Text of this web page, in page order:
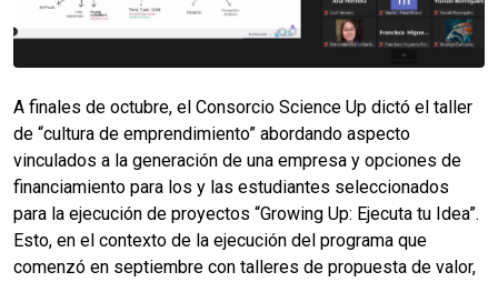
A finales de octubre, el Consorcio Science Up dictó el taller
de “cultura de emprendimiento” abordando aspecto
vinculados a la generación de una empresa y opciones de
financiamiento para los y las estudiantes seleccionados
para la ejecución de proyectos “Growing Up: Ejecuta tu Idea”.
Esto, en el contexto de la ejecución del programa que
comenzó en septiembre con talleres de propuesta de valor,